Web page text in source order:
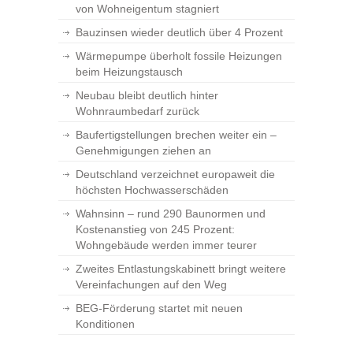
von Wohneigentum stagniert
Bauzinsen wieder deutlich über 4 Prozent
Wärmepumpe überholt fossile Heizungen
beim Heizungstausch
Neubau bleibt deutlich hinter
Wohnraumbedarf zurück
Baufertigstellungen brechen weiter ein –
Genehmigungen ziehen an
Deutschland verzeichnet europaweit die
höchsten Hochwasserschäden
Wahnsinn – rund 290 Baunormen und
Kostenanstieg von 245 Prozent:
Wohngebäude werden immer teurer
Zweites Entlastungskabinett bringt weitere
Vereinfachungen auf den Weg
BEG-Förderung startet mit neuen
Konditionen